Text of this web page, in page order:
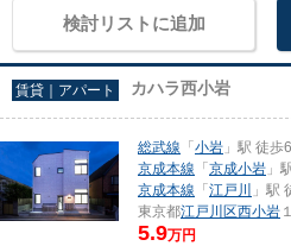
検討リストに追加
賃貸｜アパート カハラ西小岩
総武線 「 小岩 」駅 徒歩
京成本線 「 京成小岩 」
京成本線 「 江戸川
」駅
東京都江戸川区西小岩
5.9万円